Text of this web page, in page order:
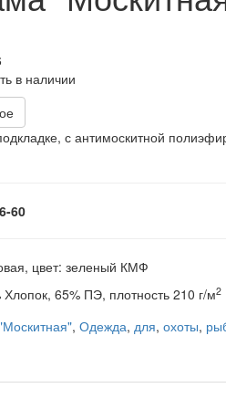
в наличии
с антимоскитной
60
цвет: зеленый КМФ
Хлопок, 65% ПЭ, плотность 210 г/м2
, Одежда, для, охоты,